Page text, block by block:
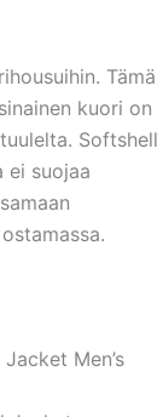
Tämä
kuori on
Softshell
ei suojaa
Men’s